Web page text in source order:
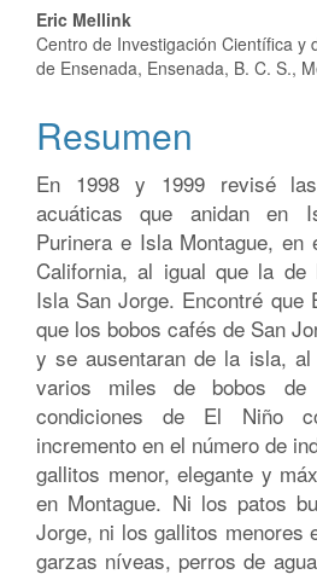
Contenido
principal
del
artículo
Eric Mellink
Centro de Investigación Científica y
de Ensenada, Ensenada, B. C. S.,
Resumen
En 1998 y 1999 revisé
acuáticas que anidan en
Purinera e Isla Montague,
California, al igual que la de
Isla San Jorge. Encontré que
que los bobos cafés de San
y se ausentaran de la isla, al
varios miles de bobos de
condiciones de El Niño
incremento en el número de
gallitos menor, elegante y
en Montague. Ni los patos
Jorge, ni los gallitos menores
garzas níveas, perros de